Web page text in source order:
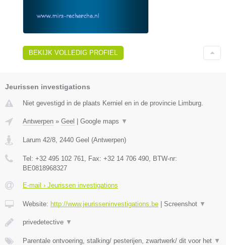
BEKIJK VOLLEDIG PROFIEL
Jeurissen investigations
Niet gevestigd in de plaats Kerniel en in de provincie Limburg.
Antwerpen » Geel | Google maps ▼
Larum 42/8 2440 Geel (Antwerpen)
Tel: +32 495 102 761 , Fax: +32 14 706 490 , BTW-nr:
BE0818968327
E-mail › Jeurissen investigations
Website: http://www.jeurisseninvestigations.be | Screenshot ▼
privedetective ▼
Parentale ontvoering, stalking/ pesterijen, zwartwerk/ dit voor het ▼